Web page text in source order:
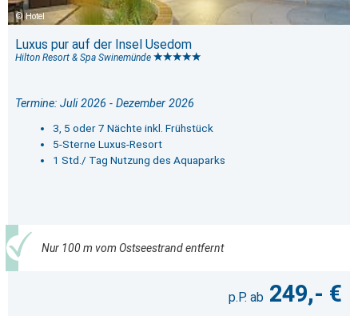
Hotel
Luxus pur auf der Insel Usedom
Hilton Resort & Spa Swinemünde
Termine: Juli 2026 - Dezember 2026
3, 5 oder 7 Nächte inkl. Frühstück
5-Sterne Luxus-Resort
1 Std./ Tag Nutzung des Aquaparks
Nur 100 m vom Ostseestrand entfernt
249,- €